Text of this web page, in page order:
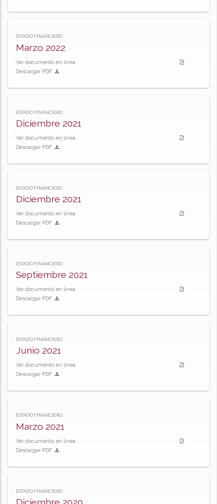
ESTADO FINANCIERO
Marzo 2022
Ver documento en línea
Descargar PDF
ESTADO FINANCIERO
Diciembre 2021
Ver documento en línea
Descargar PDF
ESTADO FINANCIERO
Diciembre 2021
Ver documento en línea
Descargar PDF
ESTADO FINANCIERO
Septiembre 2021
Ver documento en línea
Descargar PDF
ESTADO FINANCIERO
Junio 2021
Ver documento en línea
Descargar PDF
ESTADO FINANCIERO
Marzo 2021
Ver documento en línea
Descargar PDF
ESTADO FINANCIERO